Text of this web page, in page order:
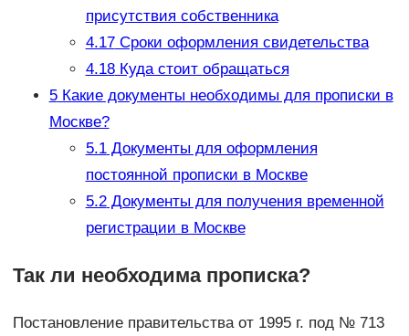
присутствия собственника
4.17Сроки оформления свидетельства
4.18Куда стоит обращаться
5Какие документы необходимы для прописки в
Москве?
5.1Документы для оформления
постоянной прописки в Москве
5.2Документы для получения временной
регистрации в Москве
Так ли необходима прописка?
Постановление правительства от 1995 г. под № 713